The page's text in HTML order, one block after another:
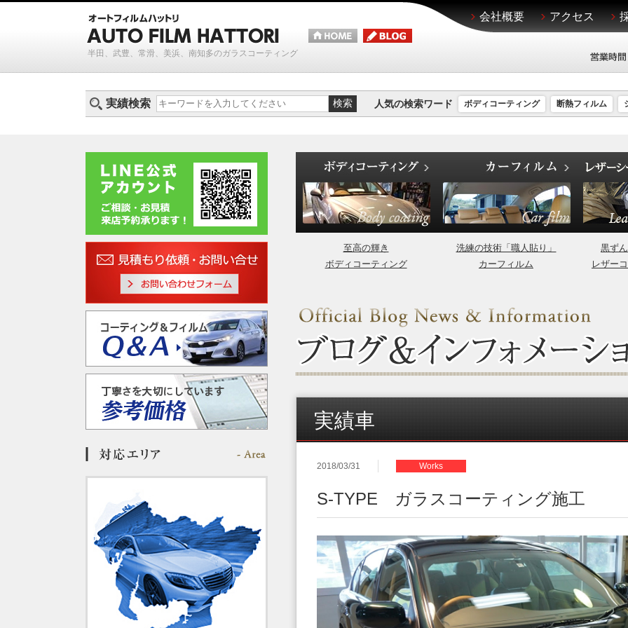
半田、武豊、常滑、美浜、南知多のガラスコーティング
会社概要 アクセス
実績検索 人気の検索ワード ボディコーティング 断熱フィルム
至高の輝き
ボディコーティング
洗練の技術「職人貼り」
カーフィルム
黒ず
レザー
実績車
2018/03/31 Works
S-TYPE ガラスコーティング施工